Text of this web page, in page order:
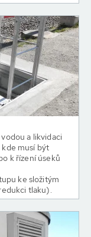
a likvidaci
kde musí být
k řízení úseků
ke složitým
tlaku).